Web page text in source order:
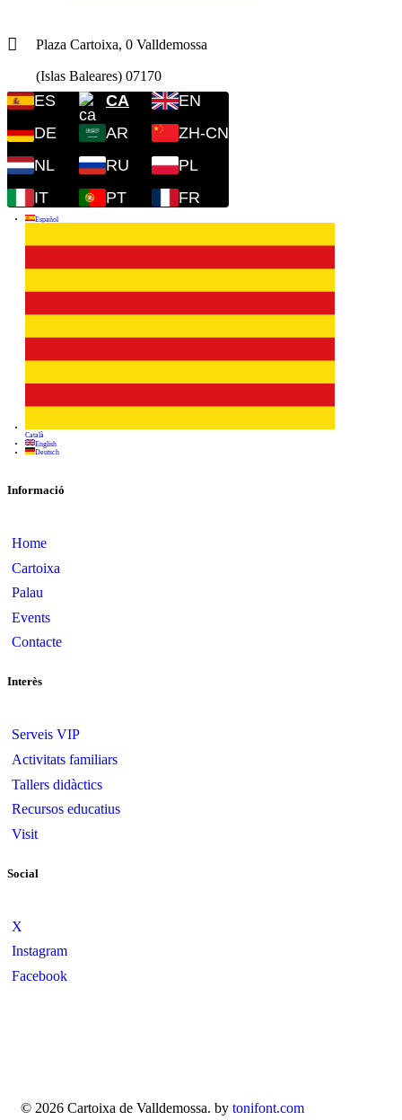
Plaza Cartoixa, 0 Valldemossa
(Islas Baleares) 07170
ES CA
EN
DE
AR
ZH-CN
NL
RU
PL
IT
PT FR
Informació
Home
Cartoixa
Palau
Events
Contacte
Interès
Serveis VIP
Activitats familiars
Tallers didàctics
Recursos educatius
Visit
Social
X
Instagram
Facebook
© 2026 Cartoixa de Valldemossa. by tonifont.com